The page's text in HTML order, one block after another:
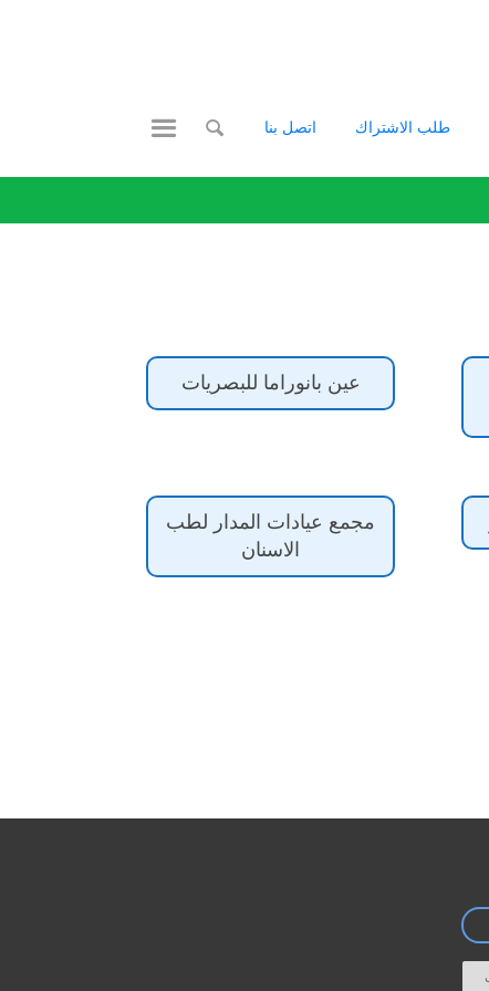
طلب الاشتراك اتصل بنا
عين بانوراما للبصريات
مجمع عيادات المدار لطب
الاسنان